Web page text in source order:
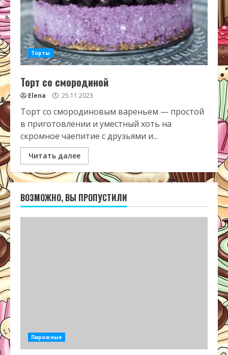
Торты
Торт со смородиной
Elena 25.11.2023
Торт со смородиновым вареньем — простой
в приготовлении и уместный хоть на
скромное чаепитие с друзьями и...
Читать далее
ВОЗМОЖНО, ВЫ ПРОПУСТИЛИ
Пирожные